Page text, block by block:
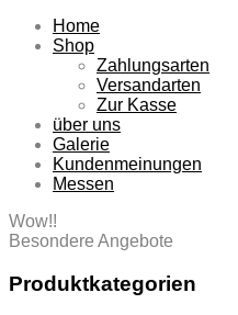
Home
Shop
Zahlungsarten
Versandarten
Zur Kasse
über uns
Galerie
Kundenmeinungen
Messen
Wow!!
Besondere Angebote
Produktkategorien